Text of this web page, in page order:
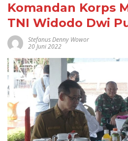
Komandan Korps
TNI Widodo Dwi
Stefanus Denny Wowor
20 Juni 2022